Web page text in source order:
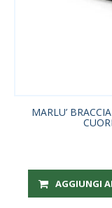
MARLU’
AGGIUNGI